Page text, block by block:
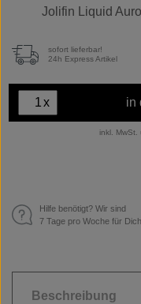
Jolifin Liquid
sofort lieferbar!
24h Express Artikel
x in
inkl. MwSt.
Hilfe benötigt? Wir sind
7 Tage pro Woche für Dich
Beschreibung